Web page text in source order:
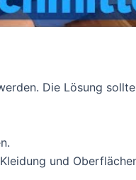
Die Lösung
und